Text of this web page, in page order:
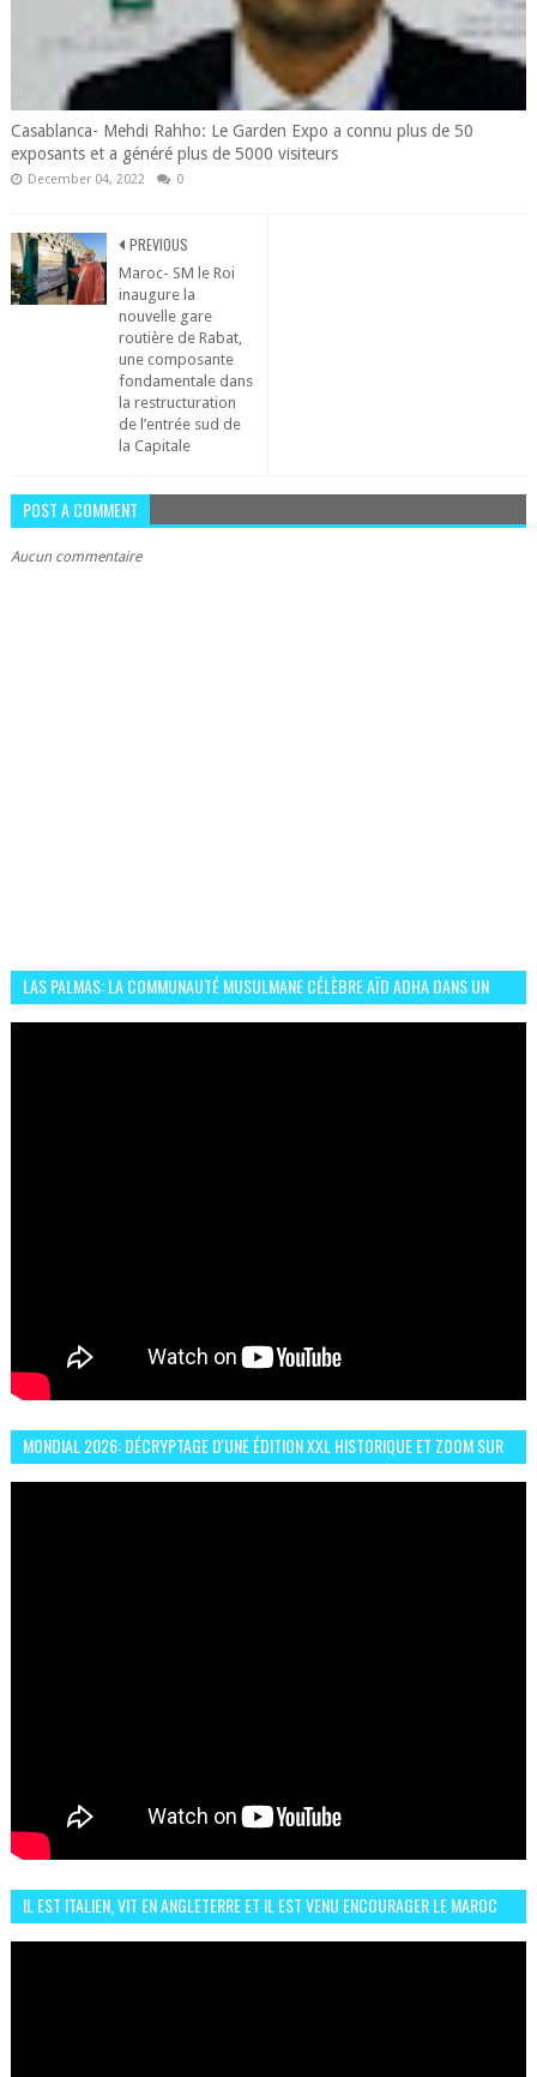
Casablanca- Mehdi Rahho: Le Garden Expo a connu plus de 50
exposants et a généré plus de 5000 visiteurs
December 04, 2022 0
PREVIOUS
Maroc- SM le Roi
inaugure la
nouvelle gare
routière de Rabat,
une composante
fondamentale dans
la restructuration
de l’entrée sud de
la Capitale
POST A COMMENT
Aucun commentaire
LAS PALMAS: LA COMMUNAUTÉ MUSULMANE CÉLÈBRE AÏD ADHA DANS UN
MONDIAL 2026: DÉCRYPTAGE D'UNE ÉDITION XXL HISTORIQUE ET ZOOM SUR
IL EST ITALIEN, VIT EN ANGLETERRE ET IL EST VENU ENCOURAGER LE MAROC